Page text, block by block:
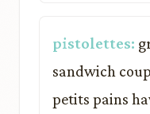
pistolettes:
sandwich
petits pains